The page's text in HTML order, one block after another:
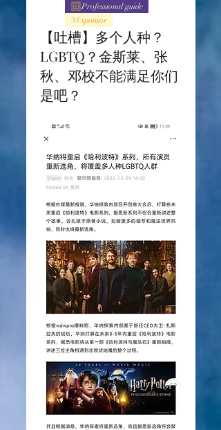
Professional guide
sponsor
【吐槽】多个人种？
LGBTQ？金斯莱、张
秋、邓校不能满足你们
是吧？